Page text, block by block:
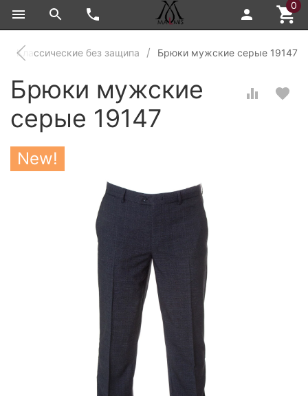
0
Классические без защипа Брюки мужские серые 19147
Брюки мужские
серые 19147
New!